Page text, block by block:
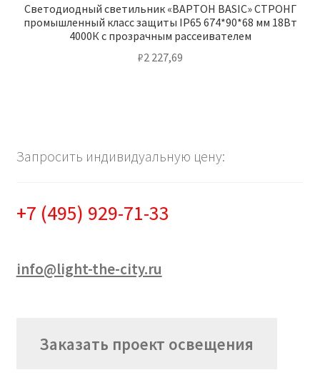
Светодиодный светильник «ВАРТОН BASIC» СТРОНГ
промышленный класс защиты IP65 674*90*68 мм 18Вт
4000К с прозрачным рассеивателем
₽2 227,69
Запросить индивидуальную цену:
+7 (495) 929-71-33
info@light-the-city.ru
Заказать проект освещения